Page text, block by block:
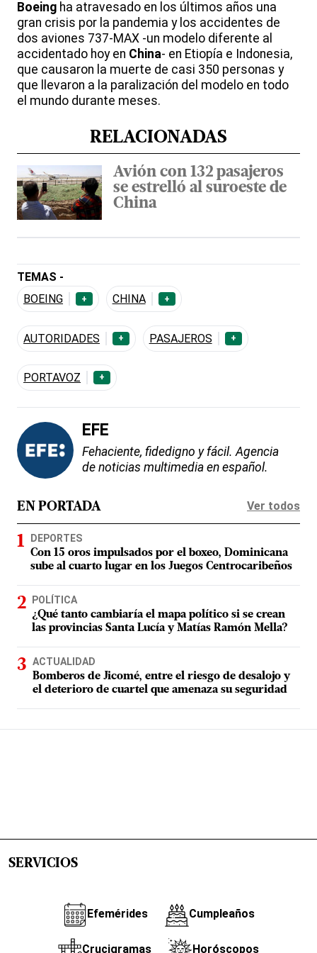
Boeing ha atravesado en los últimos años una
gran crisis por la pandemia y los accidentes de
dos aviones 737-MAX -un modelo diferente al
accidentado hoy en China- en Etiopía e Indonesia,
que causaron la muerte de casi 350 personas y
que llevaron a la paralización del modelo en todo
el mundo durante meses.
RELACIONADAS
Avión con 132 pasajeros
se estrelló al suroeste de
China
TEMAS -
BOEING
+ CHINA +
AUTORIDADES + PASAJEROS +
PORTAVOZ +
EFE
Fehaciente, fidedigno y fácil. Agencia
de noticias multimedia en español.
EN PORTADA Ver todos
DEPORTES
Con 15 oros impulsados por el boxeo, Dominicana
sube al cuarto lugar en los Juegos Centrocaribeños
POLÍTICA
¿Qué tanto cambiaría el mapa político si se crean
las provincias Santa Lucía y Matías Ramón Mella?
ACTUALIDAD
Bomberos de Jicomé, entre el riesgo de desalojo y
el deterioro de cuartel que amenaza su seguridad
SERVICIOS
Efemérides Cumpleaños
Crucigramas Horóscopos